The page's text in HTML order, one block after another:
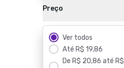
Preço
Ver todos
Até R$ 19,86
De R$ 20,86 até R$